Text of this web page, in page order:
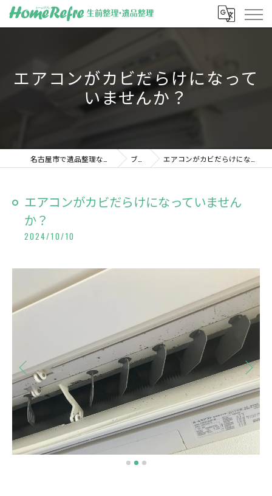
エアコンがカビだらけになって
いませんか？
ブログ エアコンがカビだらけになっていませんか？
エアコンがカビだらけになっていません
か？
2024/10/10